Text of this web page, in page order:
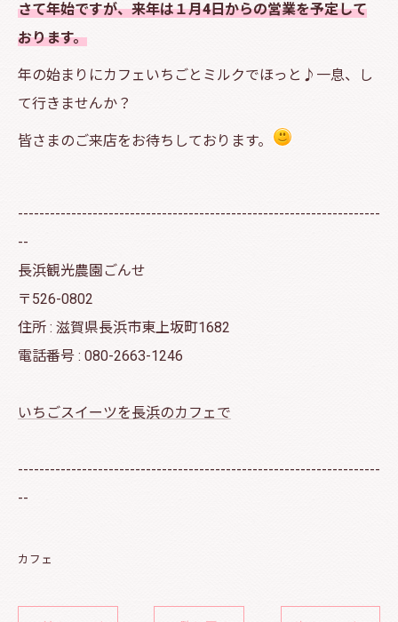
さて年始ですが、来年は１月4日からの営業を予定して
おります。
年の始まりにカフェいちごとミルクでほっと♪一息、し
て行きませんか？
皆さまのご来店をお待ちしております。
--------------------------------------------------------------------
--
長浜観光農園ごんせ
〒526-0802
住所 : 滋賀県長浜市東上坂町1682
電話番号 : 080-2663-1246
いちごスイーツを長浜のカフェで
--------------------------------------------------------------------
--
カフェ